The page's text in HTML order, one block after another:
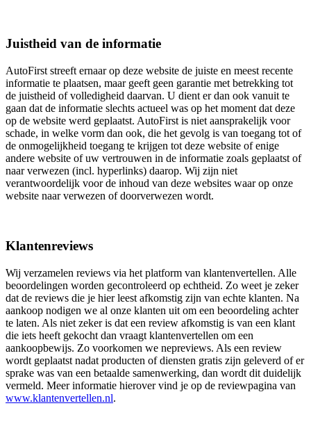
Juistheid van de informatie
AutoFirst streeft ernaar op deze website de juiste en meest recente
informatie te plaatsen, maar geeft geen garantie met betrekking tot
de juistheid of volledigheid daarvan. U dient er dan ook vanuit te
gaan dat de informatie slechts actueel was op het moment dat deze
op de website werd geplaatst. AutoFirst is niet aansprakelijk voor
schade, in welke vorm dan ook, die het gevolg is van toegang tot of
de onmogelijkheid toegang te krijgen tot deze website of enige
andere website of uw vertrouwen in de informatie zoals geplaatst of
naar verwezen (incl. hyperlinks) daarop. Wij zijn niet
verantwoordelijk voor de inhoud van deze websites waar op onze
website naar verwezen of doorverwezen wordt.
Klantenreviews
Wij verzamelen reviews via het platform van klantenvertellen. Alle
beoordelingen worden gecontroleerd op echtheid. Zo weet je zeker
dat de reviews die je hier leest afkomstig zijn van echte klanten. Na
aankoop nodigen we al onze klanten uit om een beoordeling achter
te laten. Als niet zeker is dat een review afkomstig is van een klant
die iets heeft gekocht dan vraagt klantenvertellen om een
aankoopbewijs. Zo voorkomen we nepreviews. Als een review
wordt geplaatst nadat producten of diensten gratis zijn geleverd of er
sprake was van een betaalde samenwerking, dan wordt dit duidelijk
vermeld. Meer informatie hierover vind je op de reviewpagina van
www.klantenvertellen.nl.